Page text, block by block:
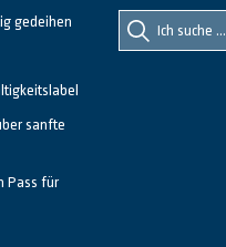
gedeihen
sanfte
Pass für
Suche
nach::
Suche
nach: